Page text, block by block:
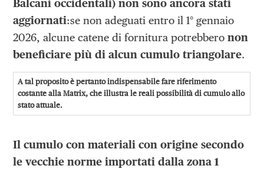
Balcani occidentali) non sono ancora stati
aggiornati:se non adeguati entro il 1° gennaio
2026, alcune catene di fornitura potrebberonon
beneficiare più di alcun cumulo triangolare.
A tal proposito è pertanto indispensabile fare riferimento
costante alla Matrix, che illustra le reali possibilità di cumulo allo
stato attuale.
Il cumulo con materiali con origine secondo
le vecchie norme importati dalla zona 1